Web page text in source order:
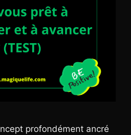
profondément ancré